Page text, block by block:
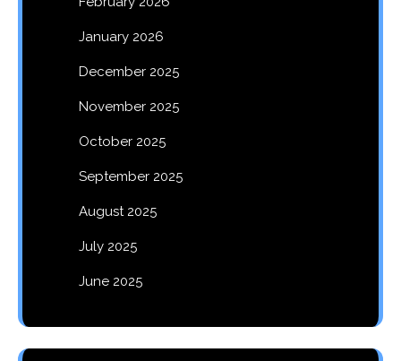
January 2026
December 2025
November 2025
October 2025
September 2025
August 2025
July 2025
June 2025